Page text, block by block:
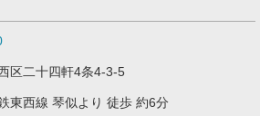
区二十四軒4条4-3-5
東西線 琴似より 徒歩 約6分